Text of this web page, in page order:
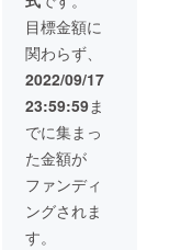
解説や
演者の
対談な
ど盛り
だくさ
ん！/巻
末に皆
様のご
芳名を
記載さ
せてい
ただき
ま
限定パ
ンフ
レット
（A4サ
イズ/第
3回単独
公演~燎
~を1冊
に
ギュッ
とまと
めた公
目標金額に
関わらず、
2022/09/17
23:59:59ま
でに集まっ
た金額が
ファンディ
ングされま
す。